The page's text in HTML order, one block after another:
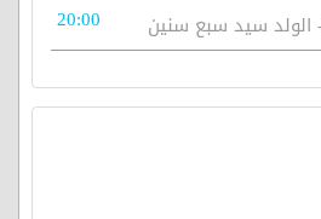
20:00